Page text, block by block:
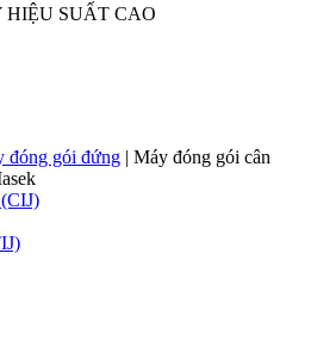
HIỆU SUẤT CAO
đóng gói đứng | Máy đóng gói cân